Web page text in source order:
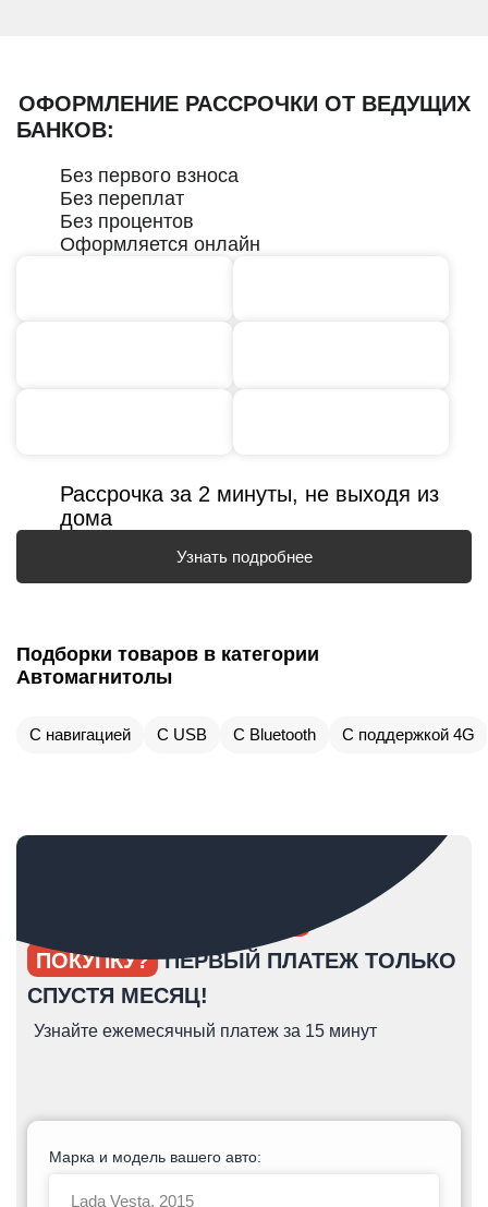
ОФОРМЛЕНИЕ РАССРОЧКИ ОТ ВЕДУЩИХ
БАНКОВ:
Без первого взноса
Без переплат
Без процентов
Оформляется онлайн
Рассрочка за 2 минуты, не выходя из
дома
Узнать подробнее
Подборки товаров в категории
Автомагнитолы
С навигацией С USB С Bluetooth С поддержкой 4G
ПОКУПКУ? ПЕРВЫЙ ПЛАТЕЖ ТОЛЬКО
СПУСТЯ МЕСЯЦ!
Узнайте ежемесячный платеж за 15 минут
Марка и модель вашего авто: